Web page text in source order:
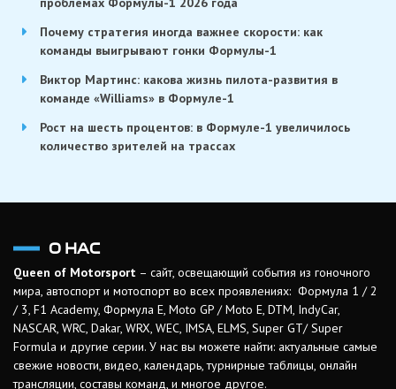
Почему стратегия иногда важнее скорости: как
команды выигрывают гонки Формулы-1
Виктор Мартинс: какова жизнь пилота-развития в
команде «Williams» в Формуле-1
Рост на шесть процентов: в Формуле-1 увеличилось
количество зрителей на трассах
О НАС
Queen of Motorsport – сайт, освещающий события из гоночного
мира, автоспорт и мотоспорт во всех проявлениях: Формула 1 / 2
/ 3, F1 Academy, Формула Е, Moto GP / Moto E, DTM, IndyCar,
NASCAR, WRC, Dakar, WRX, WEC, IMSA, ELMS, Super GT/ Super
Formula и другие серии. У нас вы можете найти: актуальные самые
свежие новости, видео, календарь, турнирные таблицы, онлайн
трансляции, составы команд, и многое другое.